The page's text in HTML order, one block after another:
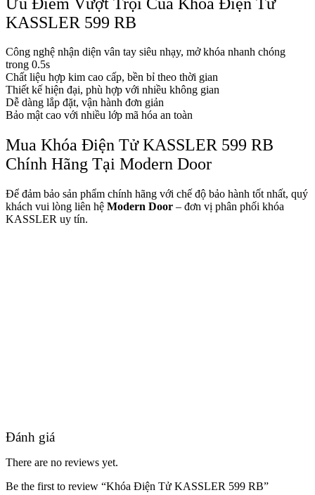
KASSLER 599 RB
Công nghệ nhận diện vân tay siêu nhạy, mở khóa nhanh chóng
trong 0.5s
Chất liệu hợp kim cao cấp, bền bỉ theo thời gian
Thiết kế hiện đại, phù hợp với nhiều không gian
Dễ dàng lắp đặt, vận hành đơn giản
Bảo mật cao với nhiều lớp mã hóa an toàn
Mua Khóa Điện Tử KASSLER 599 RB
Chính Hãng Tại Modern Door
Để đảm bảo sản phẩm chính hãng với chế độ bảo hành tốt nhất, quý
khách vui lòng liên hệ Modern Door – đơn vị phân phối khóa
KASSLER uy tín.
Đánh giá
There are no reviews yet.
Be the first to review “Khóa Điện Tử KASSLER 599 RB”